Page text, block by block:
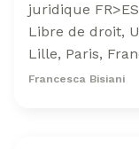
juridique
Libre de droit,
Lille, Paris,
Francesca Bisiani